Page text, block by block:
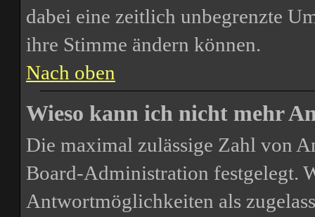
dabei eine zeitlich unbegrenzte
ihre Stimme ändern können.
Nach oben
Wieso kann ich nicht mehr
Die maximal zulässige Zahl von
Board-Administration festgelegt.
Antwortmöglichkeiten als